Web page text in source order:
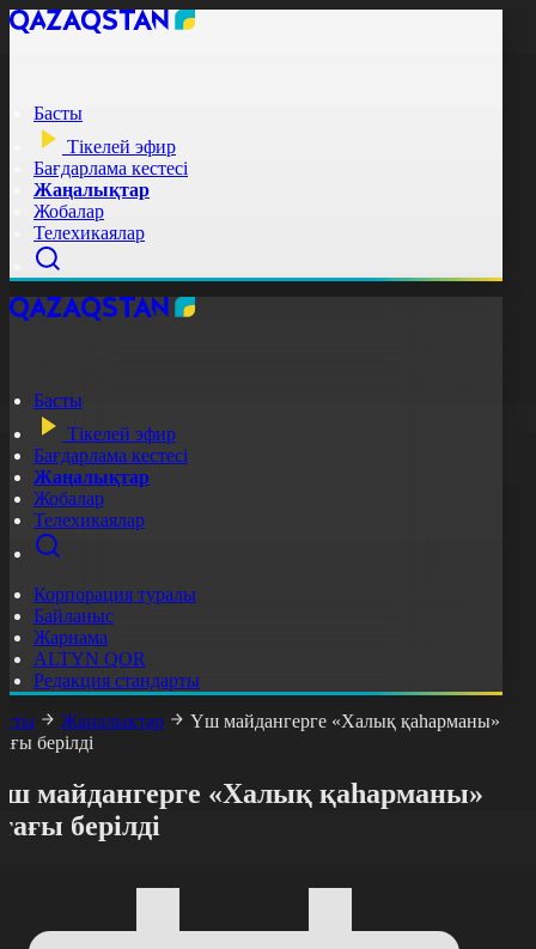
Басты
Тікелей эфир
Бағдарлама кестесі
Жаңалықтар
Жобалар
Телехикаялар
Басты
Тікелей эфир
Бағдарлама кестесі
Жаңалықтар
Жобалар
Телехикаялар
Корпорация туралы
Байланыс
Жарнама
ALTYN QOR
Редакция стандарты
Жаңалықтар
Үш майдангерге «Халық қаһарманы»
берілді
майдангерге «Халық қаһарманы»
берілді